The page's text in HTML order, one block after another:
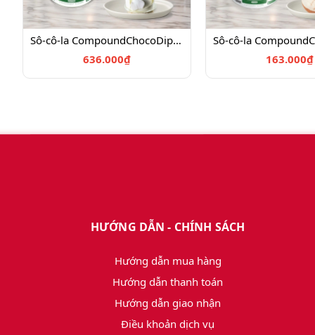
Sô-cô-la CompoundChocoDipping Trắng W098 - 4kg_ 4024616
636.000₫
163.000₫
HƯỚNG DẪN - CHÍNH SÁCH
Hướng dẫn mua hàng
Hướng dẫn thanh toán
Hướng dẫn giao nhận
Điều khoản dịch vụ